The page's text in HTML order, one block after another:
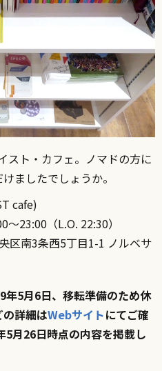
スト・カフェ。ノマドの方に
ましたでしょうか。
cafe)
〜23:00（L.O. 22:30）
区南3条西5丁目1-1 ノルベサ
5月6日、移転準備のため休
詳細はWebサイトにてご確
月26日時点の内容を掲載し